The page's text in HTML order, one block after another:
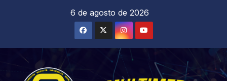
6 de agosto de 2026